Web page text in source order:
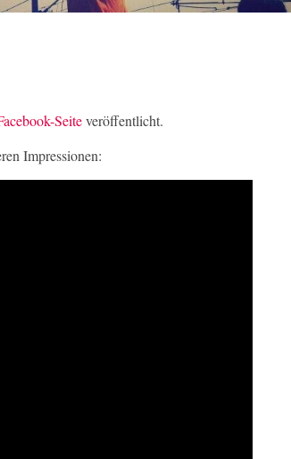
Seiteveröffentlicht.
Impressionen: